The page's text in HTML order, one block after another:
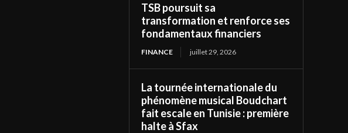
TSB poursuit sa
transformation et renforce ses
fondamentaux financiers
FINANCE juillet 29, 2026
La tournée internationale du
phénomène musical Boudchart
fait escale en Tunisie : première
halte à Sfax